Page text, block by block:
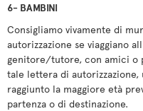
6- BAMBINI
Consigliamo vivamente di
autorizzazione se viaggiano
genitore/tutore, con amici o
tale lettera di
raggiunto la maggiore età
partenza o di destinazione.